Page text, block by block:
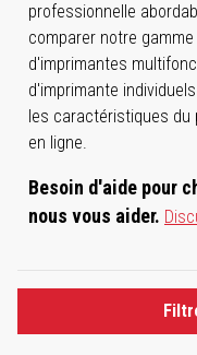
professionnelle
comparer notre
d'imprimantes
d'imprimante
les caractéristiques
en ligne.
Besoin d'aide pour
nous vous aider.